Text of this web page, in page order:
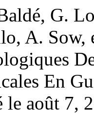
G.
A. Sow,
En
le août 7,